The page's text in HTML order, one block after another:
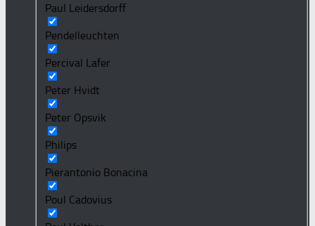
Paul Leidersdorff
Pendelleuchten
Percival Lafer
Peter Hvidt
Peter Opsvik
Philips
Pierantonio Bonacina
Poul Cadovius